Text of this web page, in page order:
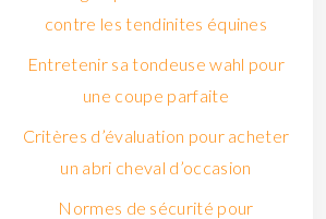
contre les tendinites équines
Entretenir sa tondeuse wahl pour
une coupe parfaite
Critères d’évaluation pour acheter
un abri cheval d’occasion
Normes de sécurité pour